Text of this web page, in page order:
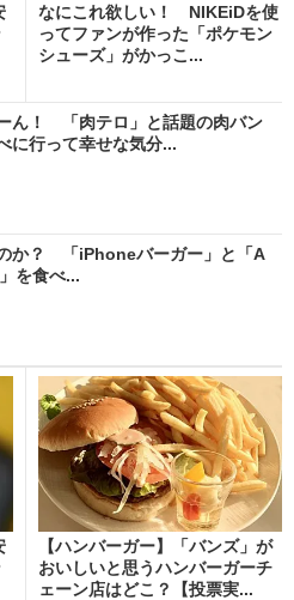
なにこれ欲しい！ NIKEiDを使
ってファンが作った「ポケモン
シューズ」がかっこ...
ん！ 「肉テロ」と話題の肉バン
に行って幸せな気分...
か？ 「iPhoneバーガー」と「A
を食べ...
【ハンバーガー】「バンズ」が
おいしいと思うハンバーガーチ
ェーン店はどこ？【投票実...